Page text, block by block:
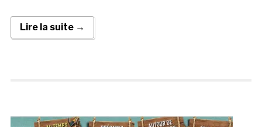
Lire la suite →